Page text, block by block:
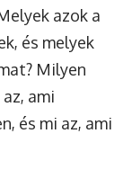
azok a
és melyek
Milyen
ami
és mi az, ami